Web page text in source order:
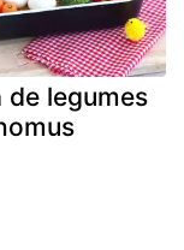
de legumes